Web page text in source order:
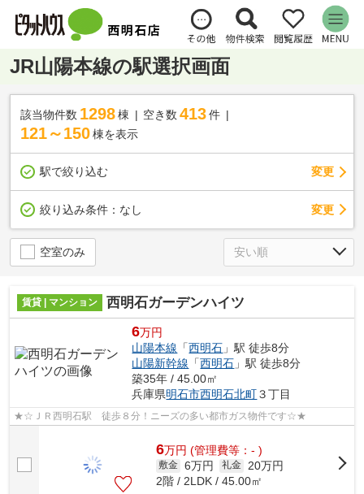
JR山陽本線の駅選択画面
該当物件数 1298棟 空き数 413 件
121～150棟を表示
駅で絞り込む 変更
絞り込み条件： なし 変更
空室のみ
賃貸 | マンション 西明石ガーデンハイツ
6万円
山陽本線 「西明石 」駅 徒歩8分
山陽新幹線 「西明石 」駅 徒歩8分
築35年 / 45.00㎡
兵庫県明石市西明石北町３丁目
★☆ＪＲ西明石駅 徒歩８分！ニーズの多い都市ガス物件です☆★
6万円 (管理費等：- )
敷金 6万円 礼金
20万円
2階 / 2LDK / 45.00㎡